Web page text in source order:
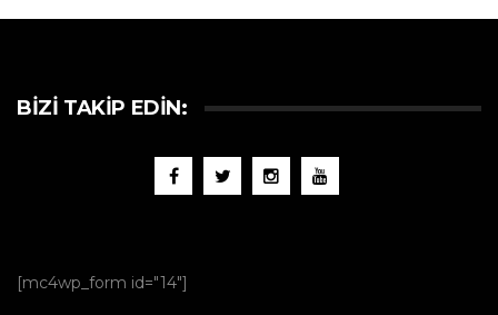
BIZI TAKIP EDIN:
[mc4wp_form id="14"]